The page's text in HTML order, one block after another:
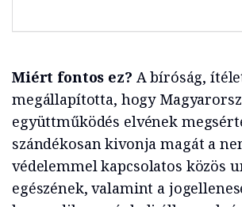
Miért fontos ez? A bíróság,
megállapította, hogy
együttműködés elvének
szándékosan kivonja magát a
védelemmel kapcsolatos közös
egészének, valamint a